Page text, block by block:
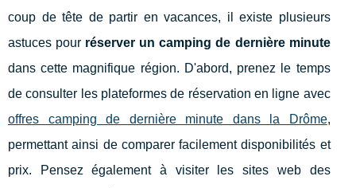
coup de tête de partir en vacances, il existe plusieurs
astuces pour réserver un camping de dernière minute
dans cette magnifique région. D'abord, prenez le temps
de consulter les plateformes de réservation en ligne avec
offres camping de dernière minute dans la Drôme,
permettant ainsi de comparer facilement disponibilités et
prix. Pensez également à visiter les sites web des